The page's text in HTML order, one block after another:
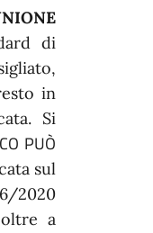
di
in
Si
PUÒ
sul
2020
a